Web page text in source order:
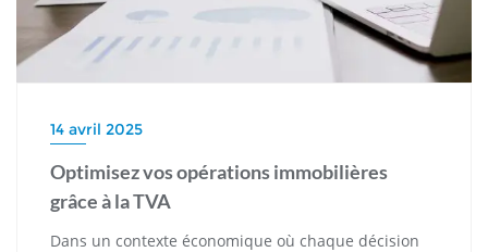
14 avril 2025
Optimisez vos opérations immobilières
grâce à la TVA
Dans un contexte économique où chaque décision